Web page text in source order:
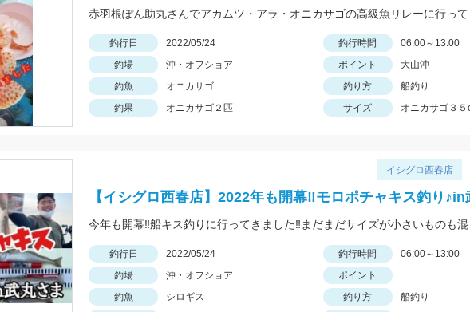
釣行日 2022/05/24 釣行時間
06:00～13:00
釣場
沖・オフショア ポイント
大山沖
釣魚
オニカサゴ 釣り方
船釣り
釣果
オニカサゴ２匹 サイズ オニカサゴ３５
イシグロ西春店
【イシグロ西春店】2022年も開幕‼モロポチャキス釣り♪in
釣行日 2022/05/24 釣行時間
06:00～13:00
釣場
沖・オフショア
ポイント
釣魚
シロギス 釣り方
船釣り